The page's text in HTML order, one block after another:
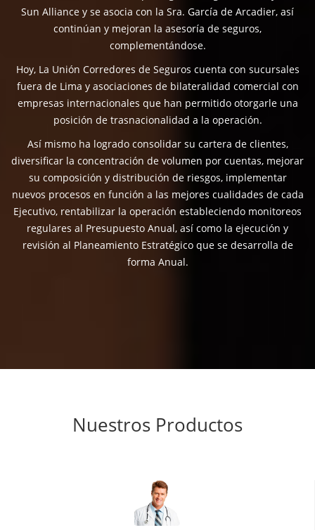
Sun Alliance y se asocia con la Sra. García de Arcadier, así
continúan y mejoran la asesoría de seguros,
complementándose.
Hoy, La Unión Corredores de Seguros cuenta con sucursales
fuera de Lima y asociaciones de bilateralidad comercial con
empresas internacionales que han permitido otorgarle una
posición de trasnacionalidad a la operación.
Así mismo ha logrado consolidar su cartera de clientes,
diversificar la concentración de volumen por cuentas, mejorar
su composición y distribución de riesgos, implementar
nuevos procesos en función a las mejores cualidades de cada
Ejecutivo, rentabilizar la operación estableciendo monitoreos
regulares al Presupuesto Anual, así como la ejecución y
revisión al Planeamiento Estratégico que se desarrolla de
forma Anual.
Nuestros Productos